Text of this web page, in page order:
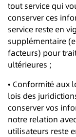
tout service qui
conserver ces
service reste en
supplémentaire
facteurs) pour
ultérieures ;
• Conformité aux
lois des
conserver vos
notre relation
utilisateurs reste